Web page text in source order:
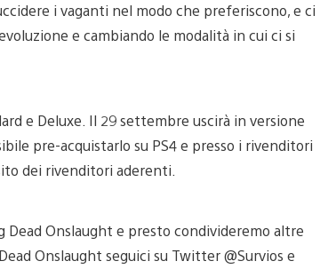
i vaganti nel modo che preferiscono, e ci
e cambiando le modalità in cui ci si
e Deluxe. Il 29 settembre uscirà in versione
pre-acquistarlo su PS4 e presso i rivenditori
dei rivenditori aderenti.
Dead Onslaught e presto condivideremo altre
Onslaught seguici su Twitter @Survios e